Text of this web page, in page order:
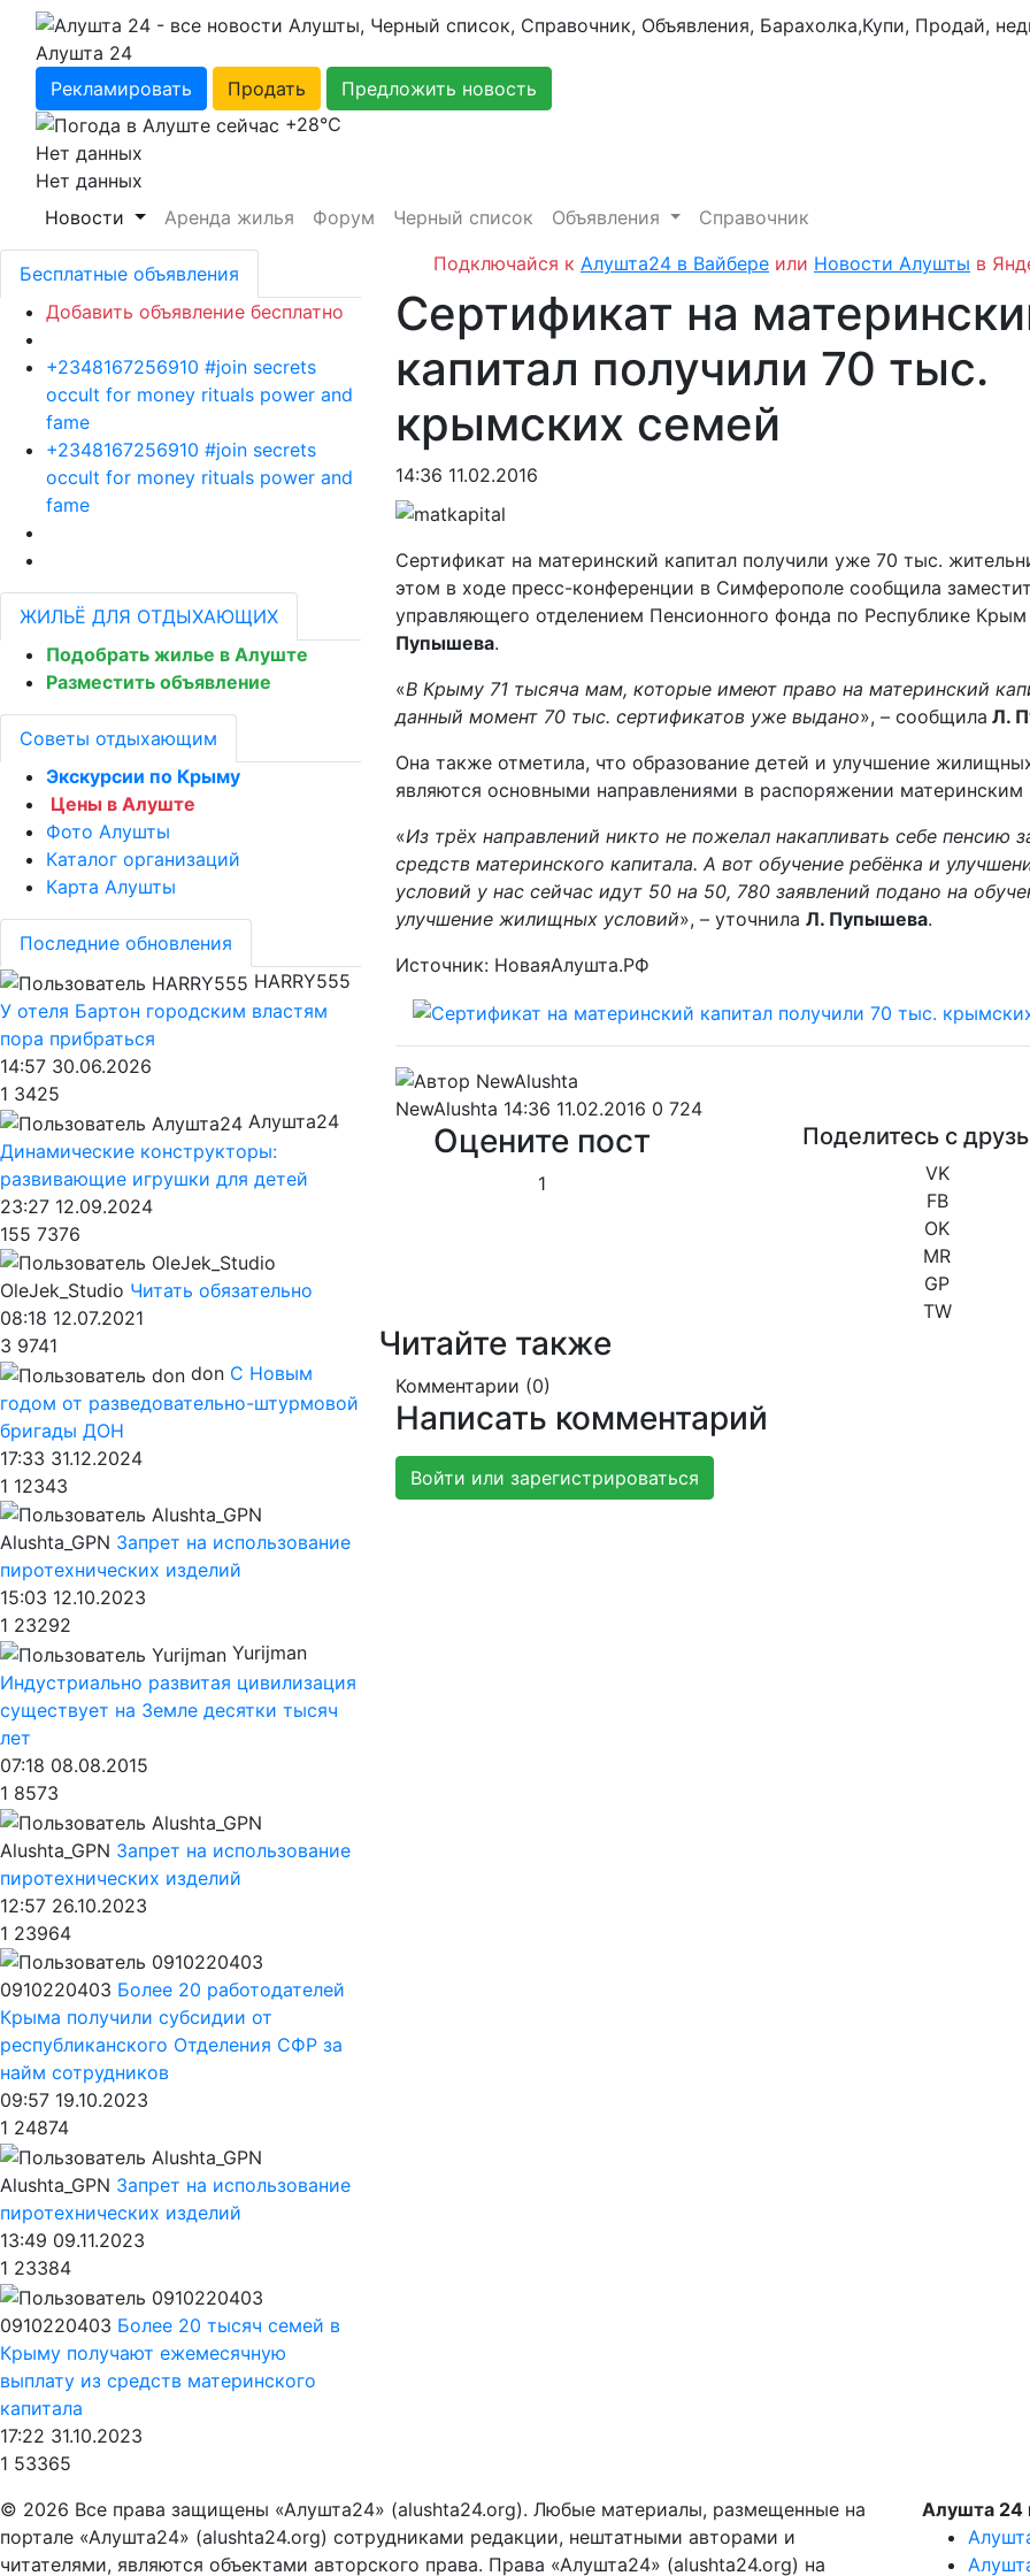
Алушта 24
Рекламировать
Продать
Предложить новость
+28℃
Нет данных
Нет данных
Новости
Аренда жилья Форум Черный список Объявления
Справочник
Подключайся к Алушта24 в Вайбере или Новости Алушты в
Сертификат на
капитал получили 70 тыс.
крымских семей
14:36 11.02.2016
Сертификат на материнский капитал получили уже 70 тыс.
этом в ходе пресс-конференции в Симферополе сообщила
управляющего отделением Пенсионного фонда по Республике
Пупышева.
«В Крыму 71 тысяча мам, которые имеют право на материнский
данный момент 70 тыс. сертификатов уже выдано», – сообщила Л.
Она также отметила, что образование детей и улучшение
являются основными направлениями в распоряжении материнским
«Из трёх направлений никто не пожелал накапливать себе пенсию
средств материнского капитала. А вот обучение ребёнка и
условий у нас сейчас идут 50 на 50, 780 заявлений подано на
улучшение жилищных условий», – уточнила Л. Пупышева.
Источник: НоваяАлушта.РФ
NewAlushta 14:36 11.02.2016 0 724
Оцените пост
1
Поделитесь с
VK
FB
OK
MR
GP
TW
Читайте также
Комментарии (0)
Написать комментарий
Войти или зарегистрироваться
Бесплатные объявления
Добавить объявление бесплатно
+2348167256910 #join secrets
occult for money rituals power and
fame
+2348167256910 #join secrets
occult for money rituals power and
fame
ЖИЛЬЁ ДЛЯ ОТДЫХАЮЩИХ
Подобрать жилье в Алуште
Разместить объявление
Советы отдыхающим
Экскурсии по Крыму
Цены в Алуште
Фото Алушты
Каталог организаций
Карта Алушты
Последние обновления
HARRY555
У отеля Бартон городским властям
пора прибраться
14:57 30.06.2026
1 3425
Алушта24
Динамические конструкторы:
развивающие игрушки для детей
23:27 12.09.2024
155 7376
OleJek_Studio Читать обязательно
08:18 12.07.2021
3 9741
don С Новым
годом от разведовательно-штурмовой
бригады ДОН
17:33 31.12.2024
1 12343
Alushta_GPN Запрет на использование
пиротехнических изделий
15:03 12.10.2023
1 23292
Yurijman
Индустриально развитая цивилизация
существует на Земле десятки тысяч
лет
07:18 08.08.2015
1 8573
Alushta_GPN Запрет на использование
пиротехнических изделий
12:57 26.10.2023
1 23964
0910220403 Более 20 работодателей
Крыма получили субсидии от
республиканского Отделения СФР за
найм сотрудников
09:57 19.10.2023
1 24874
Alushta_GPN Запрет на использование
пиротехнических изделий
13:49 09.11.2023
1 23384
0910220403 Более 20 тысяч семей в
Крыму получают ежемесячную
выплату из средств материнского
капитала
17:22 31.10.2023
1 53365
© 2026 Все права защищены «Алушта24» (alushta24.org). Любые материалы, размещенные на
портале «Алушта24» (alushta24.org) сотрудниками редакции, нештатными авторами и
читателями, являются объектами авторского права. Права «Алушта24» (alushta24.org) на
Алушта 24